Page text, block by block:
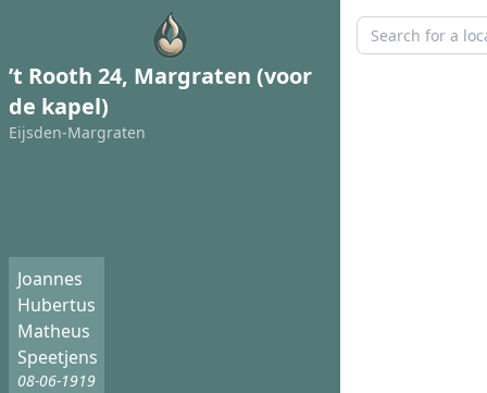
’t Rooth 24, Margraten (voor
de kapel)
Eijsden-Margraten
Joannes
Hubertus
Matheus
Speetjens
08-06-1919